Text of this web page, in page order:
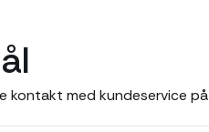
kontakt med kundeservice på